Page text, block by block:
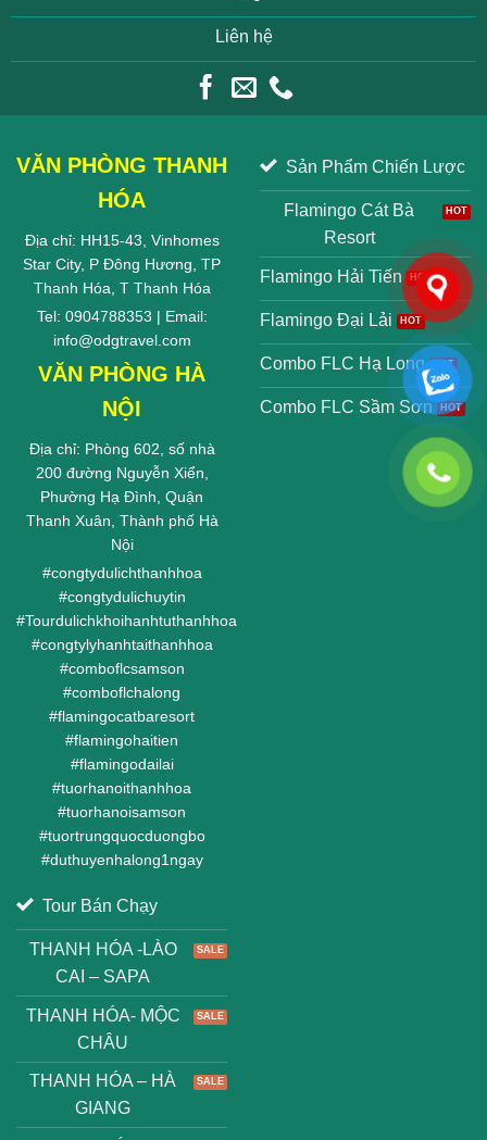
Liên hệ
VĂN PHÒNG THANH
HÓA
Địa chỉ: HH15-43, Vinhomes
Star City, P Đông Hương, TP
Thanh Hóa, T Thanh Hóa
Tel: 0904788353 | Email:
info@odgtravel.com
VĂN PHÒNG HÀ
NỘI
Địa chỉ: Phòng 602, số nhà
200 đường Nguyễn Xiển,
Phường Hạ Đình, Quận
Thanh Xuân, Thành phố Hà
Nội
#congtydulichthanhhoa
#congtydulichuytin
#Tourdulichkhoihanhtuthanhhoa
#congtylyhanhtaithanhhoa
#comboflcsamson
#comboflchalong
#flamingocatbaresort
#flamingohaitien
#flamingodailai
#tuorhanoithanhhoa
#tuorhanoisamson
#tuortrungquocduongbo
#duthuyenhalong1ngay
Sản Phẩm Chiến Lược
Flamingo Cát Bà
Resort
Flamingo Hải Tiến
Flamingo Đại Lải
Combo FLC Hạ Long
Combo FLC Sầm Sơn
Tour Bán Chạy
THANH HÓA -LÀO
CAI – SAPA
THANH HÓA- MỘC
CHÂU
THANH HÓA – HÀ
GIANG